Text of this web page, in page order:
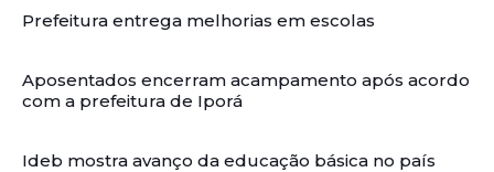
Prefeitura entrega melhorias em escolas
Aposentados encerram acampamento após acordo
com a prefeitura de Iporá
Ideb mostra avanço da educação básica no país